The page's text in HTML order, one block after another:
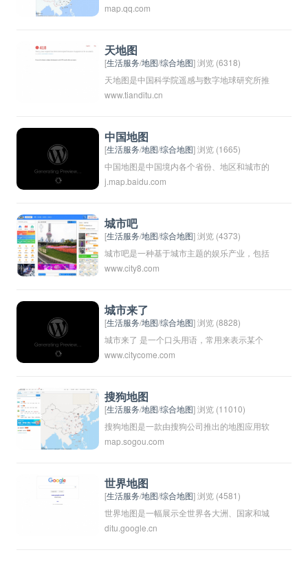
支持。
司腾讯推出的一款地图应用程序，提供了搜
图查找目的地、规划路线，查询周边信息等。
QQ地图主要服务于中国市场，并在手机应用
端和网页端提供服务。
map.qq.com
天地图
[生活服务/地图/综合地图] 浏览 (6318)
天地图是中国科学院遥感与数字地球研究所推
出的一款地图服务。它提供了全球范围内的卫
用户可以在网页上或手机客户端上进行浏览和
查询。天地图还包括了一些个性化的功能，如
测量距离、标注地点等，为用户提供了更方便
的地图浏览体验。
www.tianditu.cn
中国地图
[生活服务/地图/综合地图] 浏览 (1665)
中国地图是中国境内各个省份、地区和城市的
地理信息标示在一张地图上的工具，用来显示
帮助人们更好地了解中国的地理位置和各个地
区的分布，方便人们进行旅行、学习和研究。
j.map.baidu.com
城市吧
[生活服务/地图/综合地图] 浏览 (4373)
城市吧是一种基于城市主题的娱乐产业，包括
城市探险、城市传奇、城市攻略等游戏、活动
通过各种创新的方式来展现城市的历史、文化
和风貌，吸引游客和市民参与其中，促进城市
的发展和推广。
www.city8.com
城市来了
[生活服务/地图/综合地图] 浏览 (8828)
城市来了 是一个口头用语，常用来表示某个
地方或场所变得繁华或发生了很多变化。它可
示某个地方变得热闹或繁忙。这个短语通常用
在口语交流中，用来形容某个地方的变化或发
展。
www.citycome.com
搜狗地图
[生活服务/地图/综合地图] 浏览 (11010)
搜狗地图是一款由搜狗公司推出的地图应用软
件，能够为用户提供全国范围内的地图导航、
用户可以在线搜索各种地点、景点、商家等信
息，并进行路线规划。搜狗地图还提供实时交
通信息和导航语音播报功能，方便用户出行。
map.sogou.com
世界地图
[生活服务/地图/综合地图] 浏览 (4581)
世界地图是一幅展示全世界各大洲、国家和城
市分布的图像。它通常以地球表面的投影形式
ditu.google.cn